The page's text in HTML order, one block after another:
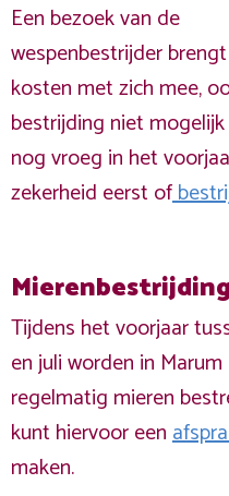
Een bezoek van de
wespenbestrijder
kosten met zich mee,
bestrijding niet
nog vroeg in het
zekerheid eerst of
Mierenbestrijding
Tijdens het voorjaar
en juli worden in Marum
regelmatig mieren
kunt hiervoor een
maken.